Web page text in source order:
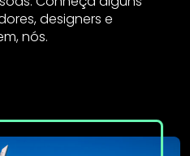
designers e
nós.